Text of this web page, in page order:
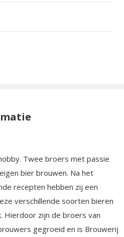
Twee broers met passie
bier brouwen. Na het
recepten hebben zij een
verschillende soorten bieren
Hierdoor zijn de broers van
gegroeid en is Brouwerij